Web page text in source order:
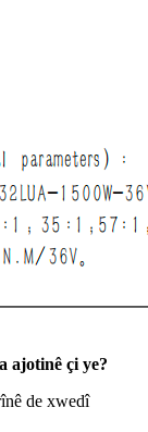
ajotinê çi ye?
de xwedî